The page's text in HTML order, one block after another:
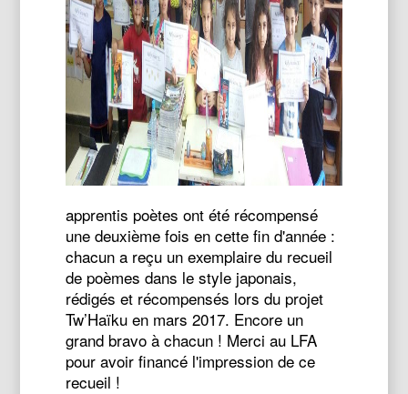
apprentis poètes ont été récompensé
une deuxième fois en cette fin d'année :
chacun a reçu un exemplaire du recueil
de poèmes dans le style japonais,
rédigés et récompensés lors du projet
Tw’Haïku en mars 2017. Encore un
grand bravo à chacun ! Merci au LFA
pour avoir financé l'impression de ce
recueil !